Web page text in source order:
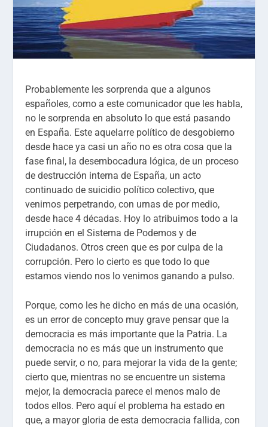
Probablemente les sorprenda que a algunos
españoles, como a este comunicador que les habla,
no le sorprenda en absoluto lo que está pasando
en España. Este aquelarre político de desgobierno
desde hace ya casi un año no es otra cosa que la
fase final, la desembocadura lógica, de un proceso
de destrucción interna de España, un acto
continuado de suicidio político colectivo, que
venimos perpetrando, con urnas de por medio,
desde hace 4 décadas. Hoy lo atribuimos todo a la
irrupción en el Sistema de Podemos y de
Ciudadanos. Otros creen que es por culpa de la
corrupción. Pero lo cierto es que todo lo que
estamos viendo nos lo venimos ganando a pulso.
Porque, como les he dicho en más de una ocasión,
es un error de concepto muy grave pensar que la
democracia es más importante que la Patria. La
democracia no es más que un instrumento que
puede servir, o no, para mejorar la vida de la gente;
cierto que, mientras no se encuentre un sistema
mejor, la democracia parece el menos malo de
todos ellos. Pero aquí el problema ha estado en
que, a mayor gloria de esta democracia fallida, con